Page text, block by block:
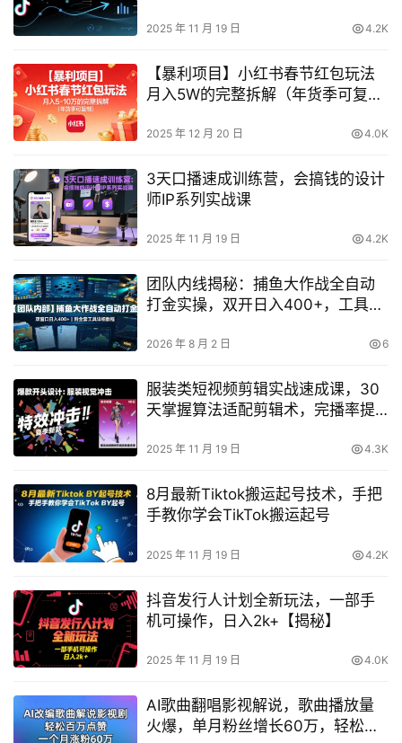
2025 年 11 月 19 日 4.2K
【暴利项目】小红书春节红包玩法
月入5W的完整拆解（年货季可复
2025 年 12 月 20 日 4.0K
3天口播速成训练营，会搞钱的设计
师IP系列实战课
2025 年 11 月 19 日 4.2K
团队内线揭秘：捕鱼大作战全自动
打金实操，双开日入400+，工具教
2026 年 8 月 2 日 6
服装类短视频剪辑实战速成课，30
天掌握算法适配剪辑术，完播率提
2025 年 11 月 19 日 4.3K
8月最新Tiktok搬运起号技术，手把
手教你学会TikTok搬运起号
2025 年 11 月 19 日 4.2K
抖音发行人计划全新玩法，一部手
机可操作，日入2k+【揭秘】
2025 年 11 月 19 日 4.0K
AI歌曲翻唱影视解说，歌曲播放量
火爆，单月粉丝增长60万，轻松月